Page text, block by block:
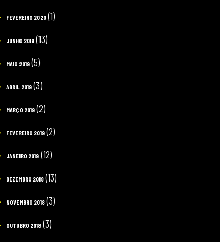
FEVEREIRO 2020 (1)
JUNHO 2019 (13)
MAIO 2019 (5)
ABRIL 2019 (3)
MARÇO 2019 (2)
FEVEREIRO 2019 (2)
JANEIRO 2019 (12)
DEZEMBRO 2018 (13)
NOVEMBRO 2018 (3)
OUTUBRO 2018 (3)